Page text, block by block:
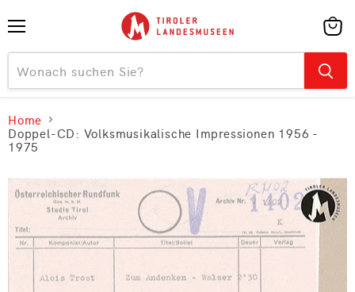
Home
Doppel-CD: Volksmusikalische Impressionen 1956 -
1975